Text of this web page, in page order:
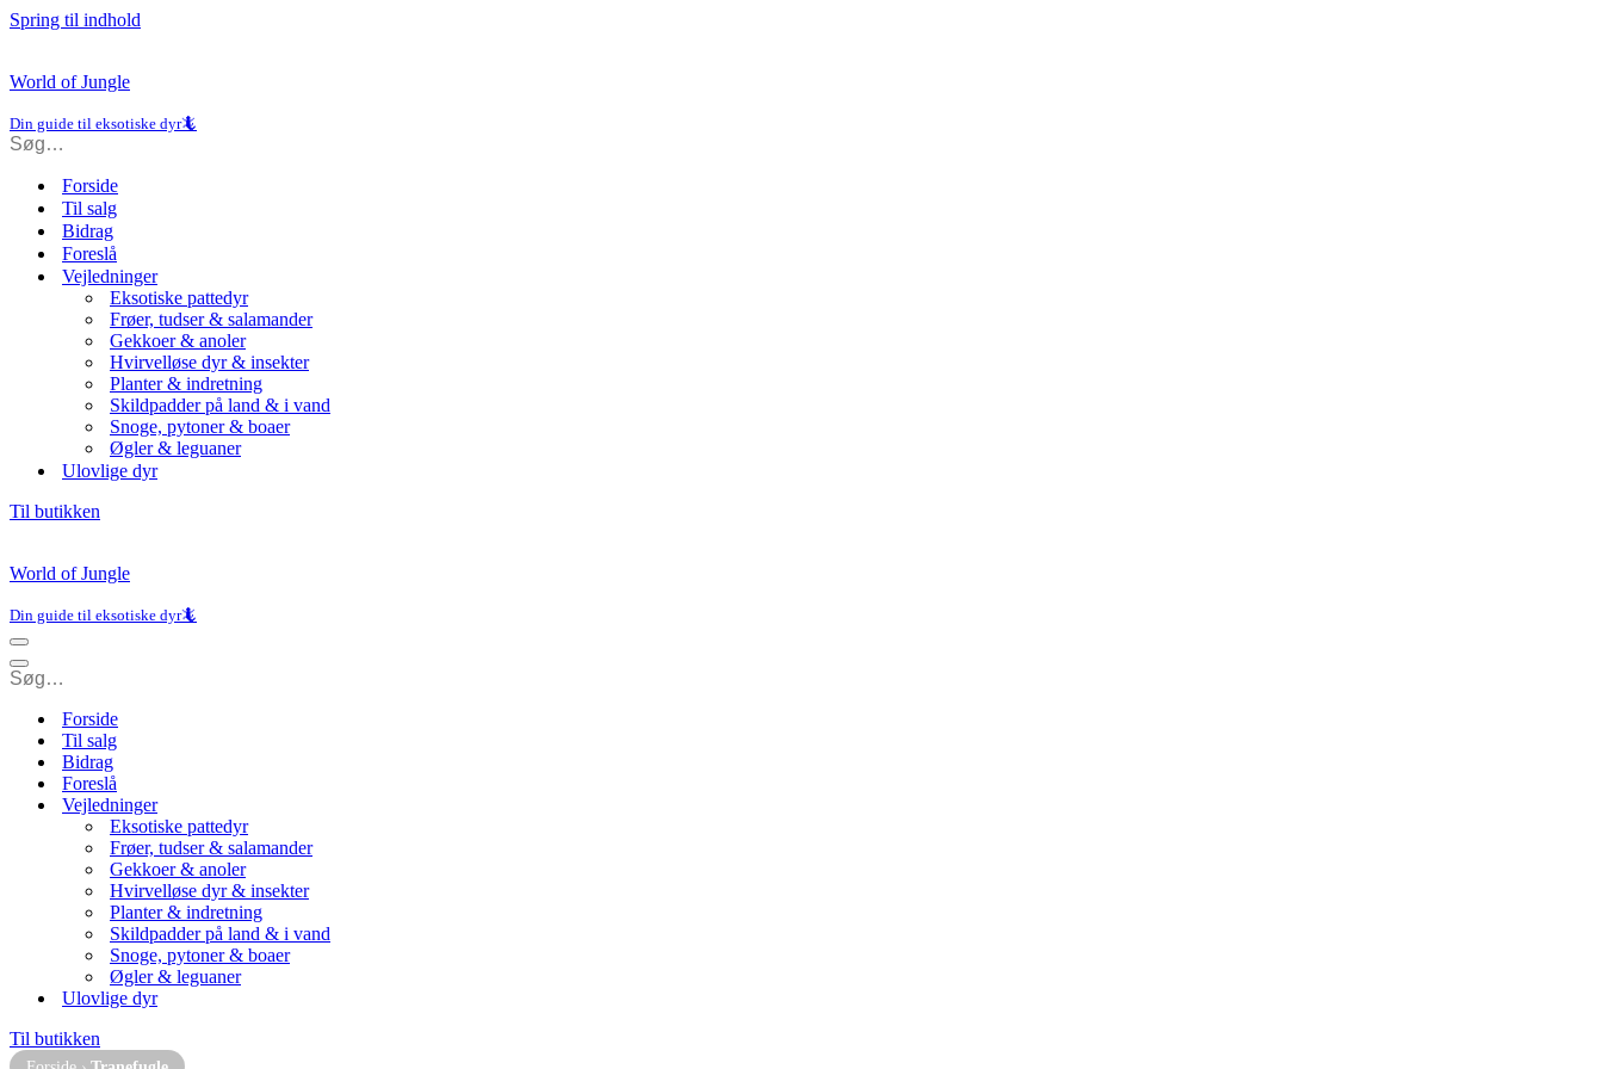
Spring til indhold
World of Jungle
Din guide til eksotiske dyr🦎
Forside
Til salg
Bidrag
Foreslå
Vejledninger
Eksotiske pattedyr
Frøer, tudser & salamander
Gekkoer & anoler
Hvirvelløse dyr & insekter
Planter & indretning
Skildpadder på land & i vand
Snoge, pytoner & boaer
Øgler & leguaner
Ulovlige dyr
Til butikken
World of Jungle
Din guide til eksotiske dyr🦎
Navigation
menu
Navigation
menu
Forside
Til salg
Bidrag
Foreslå
Vejledninger
Eksotiske pattedyr
Frøer, tudser & salamander
Gekkoer & anoler
Hvirvelløse dyr & insekter
Planter & indretning
Skildpadder på land & i vand
Snoge, pytoner & boaer
Øgler & leguaner
Ulovlige dyr
Til butikken